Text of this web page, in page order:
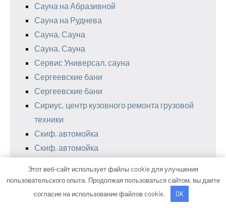
Сауна на Абразивной
Сауна на Руднева
Сауна, Сауна
Сауна, Сауна
Сервис Универсал, сауна
Сергеевские бани
Сергеевские бани
Сириус, центр кузовного ремонта грузовой
техники
Скиф, автомойка
Скиф, автомойка
Скиф, автомойка
Этот веб-сайт использует файлы cookie для улучшения
пользовательского опыта. Продолжая пользоваться сайтом, вы даете
согласие на использование файлов cookie.
OK